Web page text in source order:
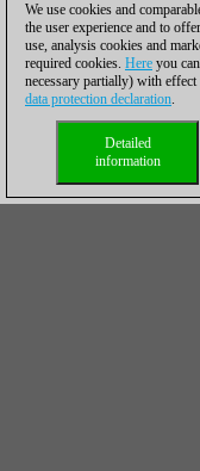
We use cookies and
the user experience and to
use, analysis cookies and
required cookies. Here you
necessary partially) with
data protection declaration.
Detailed
information